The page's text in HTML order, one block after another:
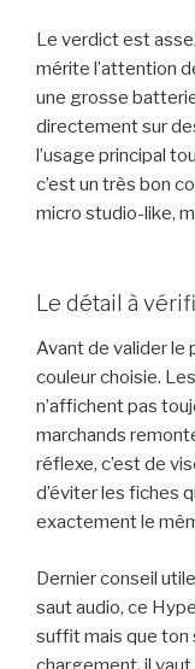
Le verdict est
mérite l’attention
une grosse
directement sur
l’usage principal
c’est un très bon
micro studio-like,
Le détail à
Avant de valider le
couleur choisie.
n’affichent pas
marchands
réflexe, c’est de
d’éviter les fiches
exactement le
Dernier conseil
saut audio, ce
suffit mais que